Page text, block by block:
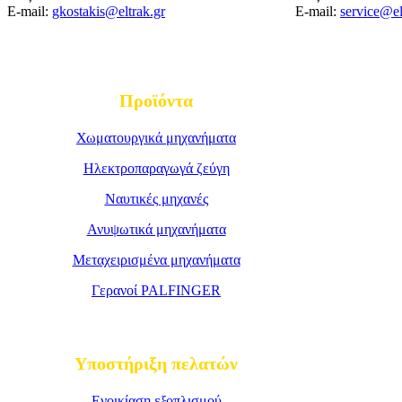
E-mail: gkostakis@eltrak.gr E-mail:
Προϊόντα
Χωματουργικά μηχανήματα
Ηλεκτροπαραγωγά ζεύγη
Ναυτικές μηχανές
Ανυψωτικά μηχανήματα
Μεταχειρισμένα μηχανήματα
Γερανοί PALFINGER
Υποστήριξη πελατών